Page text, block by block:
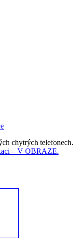
chytrých telefonech.
– V OBRAZE.